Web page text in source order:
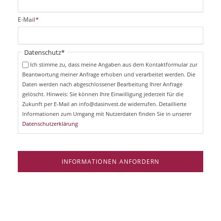
i
c
t
f
P
f
i
E-Mail*
Pflichtfeld
Datenschutz*
Ich stimme zu, dass meine Angaben aus dem Kontaktformular zur
Beantwortung meiner Anfrage erhoben und verarbeitet werden. Die
Daten werden nach abgeschlossener Bearbeitung Ihrer Anfrage
gelöscht. Hinweis: Sie können Ihre Einwilligung jederzeit für die
Zukunft per E-Mail an info@dasinvest.de widerrufen. Detaillierte
Informationen zum Umgang mit Nutzerdaten finden Sie in unserer
Datenschutzerklärung
INFORMATIONEN ANFORDERN